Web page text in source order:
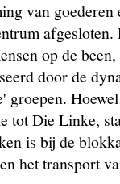
van goederen
op de
door de
groepen.
tot Die Linke,
is bij de
het transport